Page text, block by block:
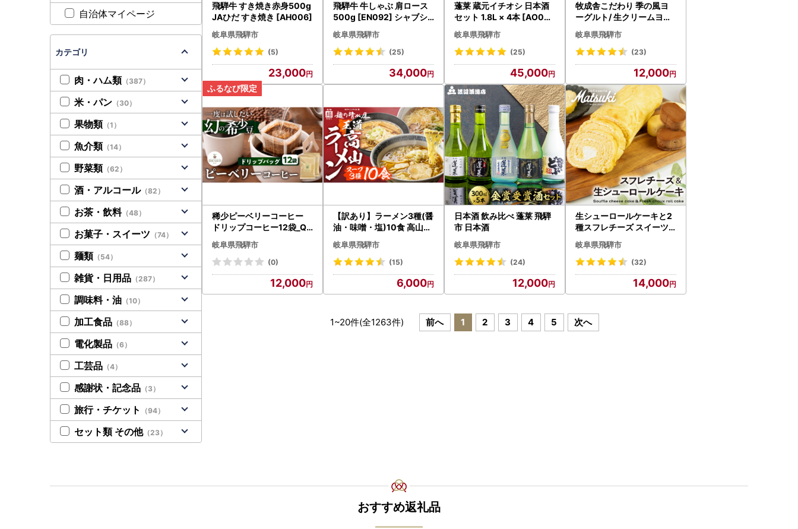
飛騨牛 すき焼き赤身500g
JAひだ すき焼き [AH006]
岐阜県飛騨市
(5)
23,000
飛騨牛 牛しゃぶ 肩ロース
500g [EN092] シャブシ
ャブ
岐阜県飛騨市
(25)
34,000
蓬莱 蔵元イチオシ 日本酒
セット 1.8L × 4本 [AO003
岐阜県飛騨市
(25)
45,000
牧成舎こだわり 季の風ヨ
ーグルト/ 生クリームヨー
グルト 計20個 [AI004]
岐阜県飛騨市
(23)
12,000
稀少ピーベリーコーヒー
ドリップコーヒー12袋_Q2
808
岐阜県飛騨市
(0)
12,000
【訳あり】ラーメン3種(醤
油・味噌・塩)10食 高山ラ
ーメン 中華そば ご当地グ
ルメ お試しセット 常温保
存 お手軽 簡易包装[AL021
] 飛騨市
岐阜県飛騨市
(15)
6,000
日本酒 飲み比べ 蓬莱 飛騨
市 日本酒
岐阜県飛騨市
(24)
12,000
生シューロールケーキと2
種スフレチーズ スイーツ
Q2224 スイーツ
岐阜県飛騨市
(32)
14,000
1~20件(全1263件) 前へ 1 2 3 4 5 次へ
自治体マイページ
カテゴリ
肉・ハム類 （387）
米・パン （30）
果物類 （1）
魚介類 （14）
野菜類 （62）
酒・アルコール（82）
お茶・飲料（48）
お菓子・スイーツ （74）
麺類 （54）
雑貨・日用品 （287）
調味料・油 （10）
加工食品 （88）
電化製品 （6）
工芸品 （4）
感謝状・記念品 （3）
旅行・チケット （94）
セット類 その他（23）
おすすめ返礼品